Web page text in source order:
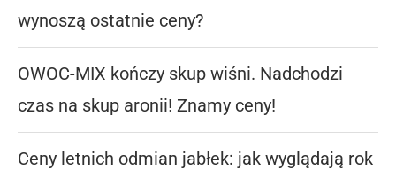
wynoszą ostatnie ceny?
OWOC-MIX kończy skup wiśni. Nadchodzi
czas na skup aronii! Znamy ceny!
Ceny letnich odmian jabłek: jak wyglądają rok